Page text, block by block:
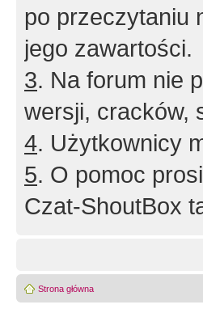
po przeczytaniu
jego zawartości.
3. Na forum nie
wersji, cracków,
4. Użytkownicy
5. O pomoc
Czat-ShoutBox
Strona główna